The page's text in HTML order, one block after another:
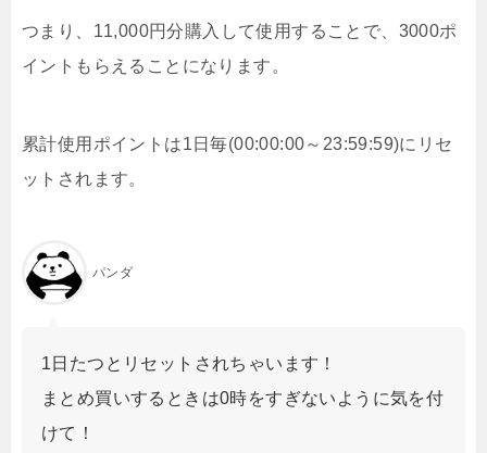
つまり、11,000円分購入して使用することで、3000ポ
イントもらえることになります。
累計使用ポイントは1日毎(00:00:00～23:59:59)にリセ
ットされます。
パンダ
1日たつとリセットされちゃいます！
まとめ買いするときは0時をすぎないように気を付
けて！